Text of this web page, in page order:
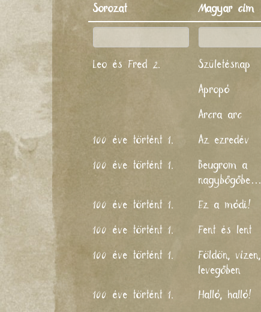
Sorozat
Magyar cím
Leo és Fred 2. Születésnap
Apropó
Arcra arc
100 éve történt 1. Az ezredév
100 éve történt 1.
Beugrom a
nagybőgőbe…
100 éve történt 1. Ez a módi!
100 éve történt 1. Fent és lent
100 éve történt 1.
Földön, vízen,
levegőben
100 éve történt 1. Halló, halló!